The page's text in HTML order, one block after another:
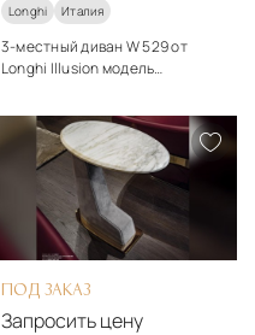
Longhi Италия
3-местный диван W 529 от
Longhi Illusion модель
арт-деко
Материалы
Дерево, ткань
Подробнее
Запросить цену
ПОД ЗАКАЗ
Запросить цену